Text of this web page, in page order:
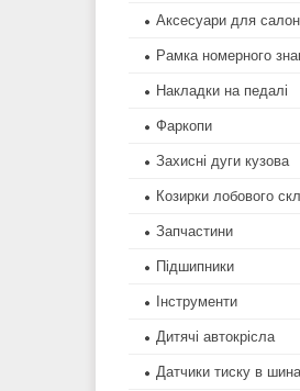
Аксесуари для
Рамка номерного
Накладки на педалі
Фаркопи
Захисні дуги кузова
Козирки лобового
Запчастини
Підшипники
Інструменти
Дитячі автокрісла
Датчики тиску в